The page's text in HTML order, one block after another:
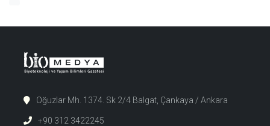
Oğuzlar Mh. 1374. Sk 2/4 Balgat, Çankaya / Ankara
+90 312 3422245